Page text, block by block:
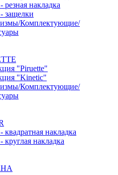
резная накладка
защелки
Комплектующие/
"Piruette"
"Kinetic"
Комплектующие/
квадратная накладка
круглая накладка